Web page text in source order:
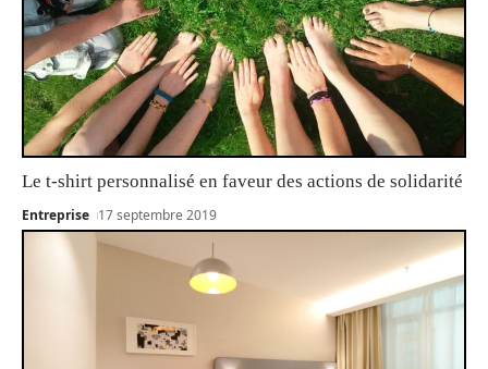
Le t-shirt personnalisé en faveur des actions de solidarité
Entreprise 17 septembre 2019